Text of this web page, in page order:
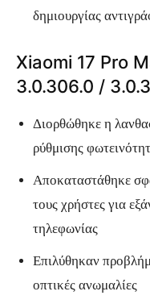
δημιουργίας
Xiaomi 17 Pro
3.0.306.0 /
Διορθώθηκε η
ρύθμισης
Αποκαταστάθηκε
τους χρήστες για
τηλεφωνίας
Επιλύθηκαν
οπτικές ανωμαλίες